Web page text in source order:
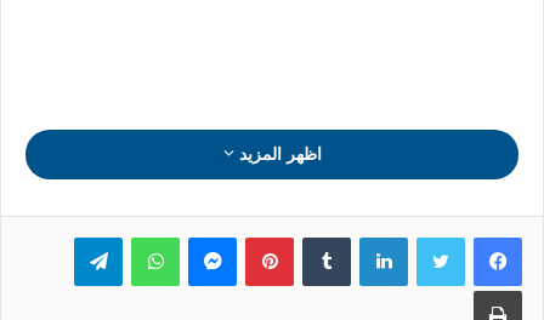
اظهر المزيد
لينكدإن بينتيريستماسنجر واتساب تيلقرام
طباعة